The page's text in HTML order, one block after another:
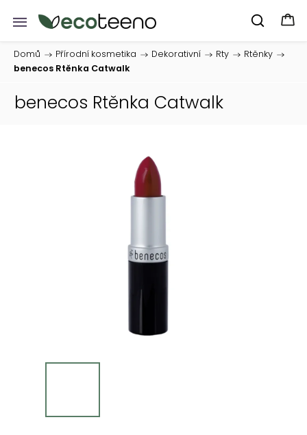
Domů / Přírodní kosmetika / Dekorativní / Rty / Rtěnky /
benecos Rtěnka Catwalk
benecos Rtěnka Catwalk